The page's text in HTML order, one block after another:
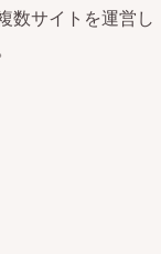
数サイトを運営し